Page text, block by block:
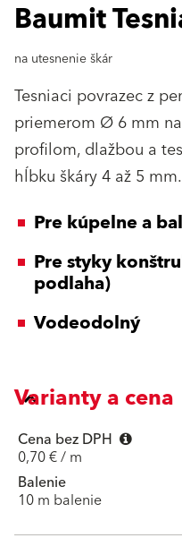
Baumit
na utesnenie škár
Tesniaci povrazec z
priemerom Ø 6 mm
proﬁlom, dlažbou a
hĺbku škáry 4 až 5 mm.
Pre kúpelne a
Pre styky
podlaha)
Vodeodolný
Varianty a cena
Cena bez DPH
0,70 € / m
Balenie
10 m balenie